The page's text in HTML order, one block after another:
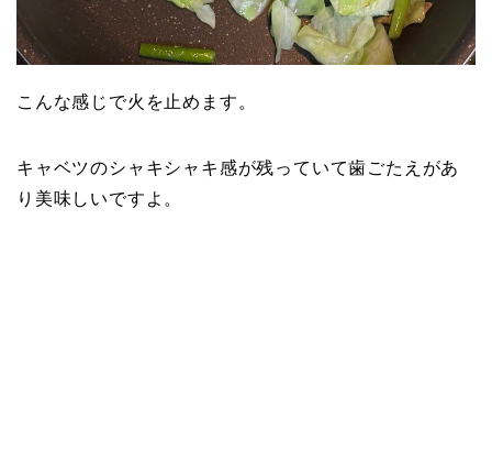
こんな感じで火を止めます。
キャベツのシャキシャキ感が残っていて歯ごたえがあ
り美味しいですよ。